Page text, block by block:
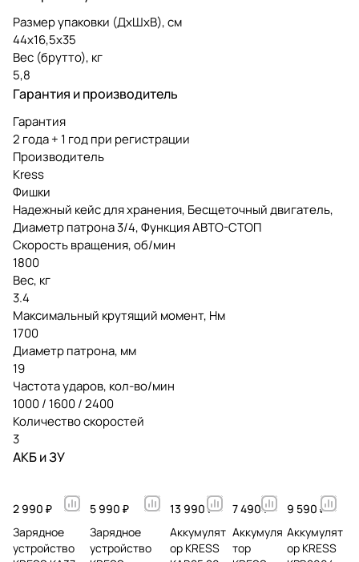
Размер упаковки (ДxШxВ), см
44х16,5х35
Вес (брутто), кг
5,8
Гарантия и производитель
Гарантия
2 года + 1 год при регистрации
Производитель
Kress
Фишки
Надежный кейс для хранения, Бесщеточный двигатель,
Диаметр патрона 3/4, Функция АВТО-СТОП
Скорость вращения, об/мин
1800
Вес, кг
3.4
Максимальный крутящий момент, Нм
1700
Диаметр патрона, мм
19
Частота ударов, кол-во/мин
1000 / 1600 / 2400
Количество скоростей
3
АКБ и ЗУ
2 990 ₽
Зарядное
устройство
5 990 ₽
Зарядное
устройство
13 990 ₽
Аккумулят
ор KRESS
7 490 ₽
Аккумуля
тор
9 590 ₽
Аккумулят
ор KRESS